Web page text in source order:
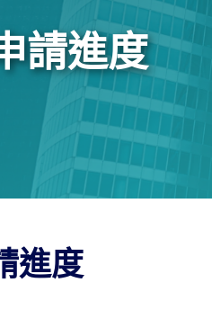
請進度
進度